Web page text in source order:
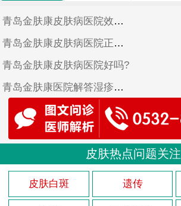
青岛金肤康皮肤病医院效果好吗?
青岛金肤康皮肤病医院正规吗?
青岛金肤康皮肤病医院好吗?
青岛金肤康医院解答湿疹怎样治疗?
青岛金肤康皮肤病医院靠谱吗?
青岛金肤康皮肤病医院可靠吗?
青岛金肤康皮肤病医院是不是正规医院?
青岛金肤康口碑?
皮肤热点问题关注
皮肤白斑 遗传